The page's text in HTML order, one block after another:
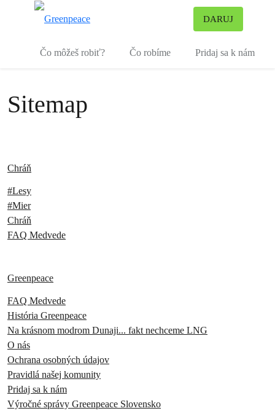
DARUJ
Čo môžeš robiť? Čo robíme Pridaj sa k nám
Sitemap
Chráň
#Lesy
#Mier
Chráň
FAQ Medvede
Greenpeace
FAQ Medvede
História Greenpeace
Na krásnom modrom Dunaji... fakt nechceme LNG
O nás
Ochrana osobných údajov
Pravidlá našej komunity
Pridaj sa k nám
Výročné správy Greenpeace Slovensko